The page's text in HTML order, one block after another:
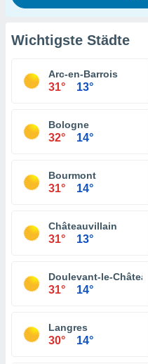
Wichtigste Städte
Arc-en-Barrois
31° 13°
Bologne
32° 14°
Bourmont
31° 14°
Châteauvillain
31° 13°
Doulevant-le-Château
31° 14°
Langres
30° 14°